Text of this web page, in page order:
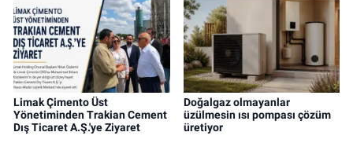
Limak Çimento Üst
Yönetiminden Trakian Cement
Dış Ticaret A.Ş.'ye Ziyaret
Doğalgaz olmayanlar
üzülmesin ısı pompası çözüm
üretiyor